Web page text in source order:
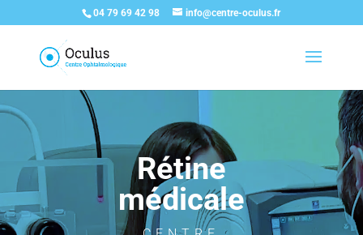
04 79 69 42 98 info@centre-oculus.fr
Rétine
médicale